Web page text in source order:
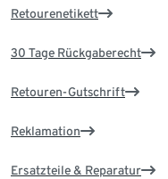
Retourenetikett
30 Tage Rückgaberecht
Retouren-Gutschrift
Reklamation
Ersatzteile & Reparatur